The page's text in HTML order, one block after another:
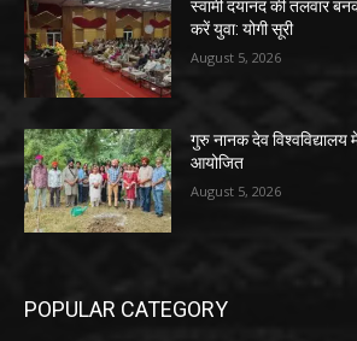
स्वामी दयानंद की तलवार
करें युवा: योगी सूरी
August 5, 2026
गुरु नानक देव विश्वविद्यालय
आयोजित
August 5, 2026
POPULAR CATEGORY